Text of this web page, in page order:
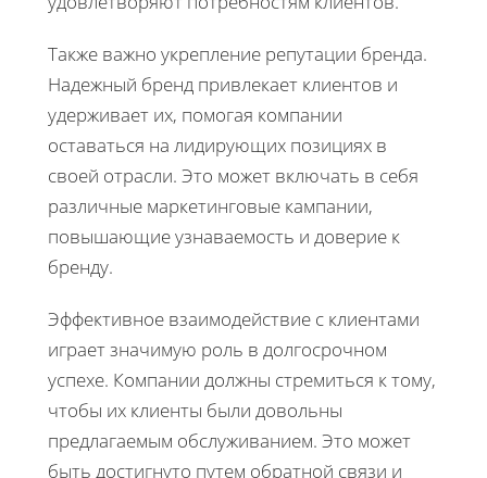
Также важно укрепление репутации бренда.
Надежный бренд привлекает клиентов и
удерживает их, помогая компании
оставаться на лидирующих позициях в
своей отрасли. Это может включать в себя
различные маркетинговые кампании,
повышающие узнаваемость и доверие к
бренду.
Эффективное взаимодействие с клиентами
играет значимую роль в долгосрочном
успехе. Компании должны стремиться к тому,
чтобы их клиенты были довольны
предлагаемым обслуживанием. Это может
быть достигнуто путем обратной связи и